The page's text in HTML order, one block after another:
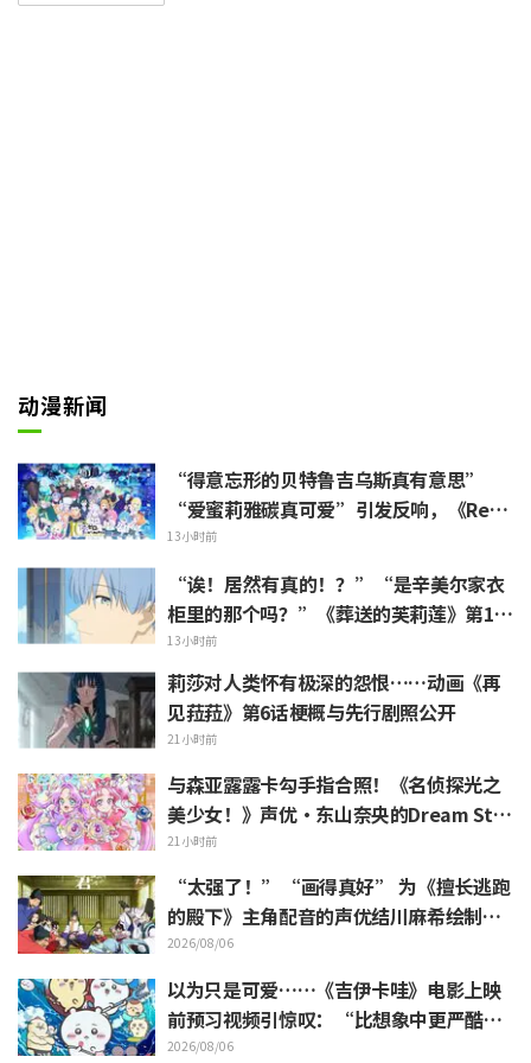
“Border”的精英们，挺身对抗
动漫新闻
“得意忘形的贝特鲁吉乌斯真有意思”
“爱蜜莉雅碳真可爱”引发反响，《ReZe
ro》动画10周年纪念活动视觉图解禁
13小时前
“诶！居然有真的！？”“是辛美尔家衣
柜里的那个吗？”《葬送的芙莉莲》第1集
中出现的“暗黑龙的角”公开引发粉丝惊
叹
13小时前
莉莎对人类怀有极深的怨恨……动画《再
见菈菈》第6话梗概与先行剧照公开
21小时前
与森亚露露卡勾手指合照！《名侦探光之
美少女！》声优·东山奈央的Dream Sta
ge观影报告引发“是双重奥秘啊”的反响
21小时前
“太强了！”“画得真好” 为《擅长逃跑
的殿下》主角配音的声优结川麻希绘制的
第13话ED插画引发赞叹
2026/08/06
以为只是可爱……《吉伊卡哇》电影上映
前预习视频引惊叹：“比想象中更严酷”
“全是关于打工的话题”的反差感
2026/08/06